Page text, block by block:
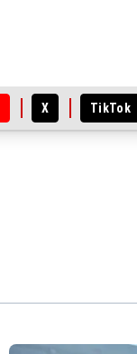
X TikTok